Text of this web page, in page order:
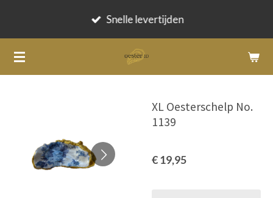
de
Snelle levertijden
XL Oesterschelp No.
1139
€ 19,95